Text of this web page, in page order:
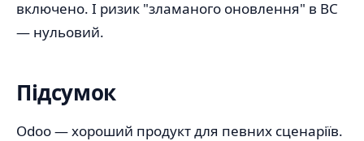
включено. І ризик "зламаного оновлення" в BC
— нульовий.
Підсумок
Odoo — хороший продукт для певних сценаріїв.